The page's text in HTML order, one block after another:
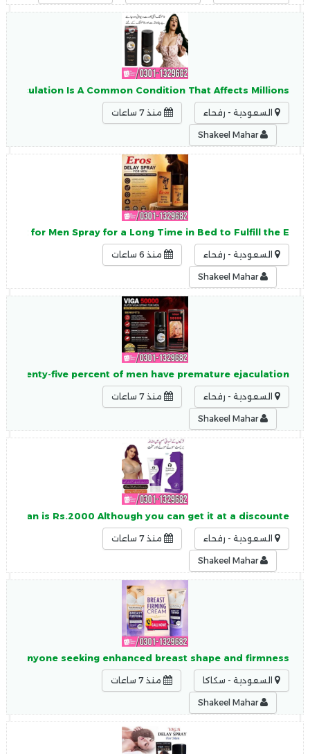
Ejaculation Is A Common Condition That Affects Millions
السعودية - رفحاء منذ 7 ساعات
Shakeel Mahar
Best for Men Spray for a Long Time in Bed to Fulfill the E
السعودية - رفحاء منذ 6 ساعات
Shakeel Mahar
Seventy-five percent of men have premature ejaculation,
السعودية - رفحاء منذ 7 ساعات
Shakeel Mahar
is Rs.2000 Although you can get it at a discounte
السعودية - رفحاء منذ 7 ساعات
Shakeel Mahar
anyone seeking enhanced breast shape and firmness.
السعودية - سكاكا منذ 7 ساعات
Shakeel Mahar